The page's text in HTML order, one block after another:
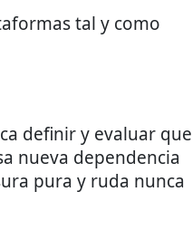
tal y como
definir y evaluar que
nueva dependencia
pura y ruda nunca